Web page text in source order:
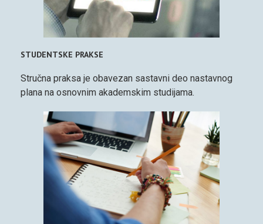
STUDENTSKE PRAKSE
Stručna praksa je obavezan sastavni deo nastavnog
plana na osnovnim akademskim studijama.